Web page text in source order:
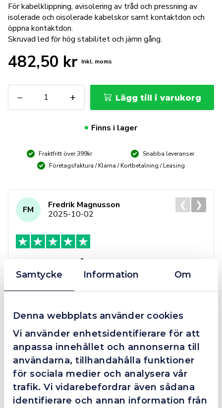
Samtycke Information Om
Denna webbplats använder cookies
Vi använder enhetsidentifierare för att
anpassa innehållet och annonserna till
användarna, tillhandahålla funktioner
för sociala medier och analysera vår
trafik. Vi vidarebefordrar även sådana
identifierare och annan information från
För kabelklippning, avisolering av tråd och pressning av
isolerade och oisolerade kabelskor samt kontaktdon och
öppna kontaktdon.
Skruvad led för hög stabilitet och jämn gång.
482,50 kr Inkl. moms
−
Kabelskotång
f
mängd
+ Lägg till i varukorg
Finns i lager
Fraktfritt över 399kr
Snabba leveranser
Företagsfaktura / Klarna / Kortbetalning / Leasing
4.4 10 Reviews
FM
Fredrik Magnusson
2025-10-02
Grym service!
Dom här grabbarna är definitionen av serviceminded.
Trots en billigare order, som det blev lite strul med,
förväntan. Hade kontakt med Alexander, som förtjänar
en extra guldstjärna.
❮ ❯